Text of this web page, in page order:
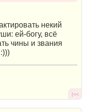
некий
ей-богу, всё
чины и звания
|<<